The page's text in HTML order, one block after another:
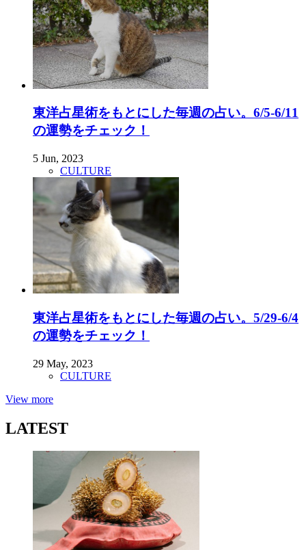
東洋占星術をもとにした毎週の占い。6/5-6/11
の運勢をチェック！
5 Jun, 2023
CULTURE
東洋占星術をもとにした毎週の占い。5/29-6/4
の運勢をチェック！
29 May, 2023
CULTURE
View more
LATEST